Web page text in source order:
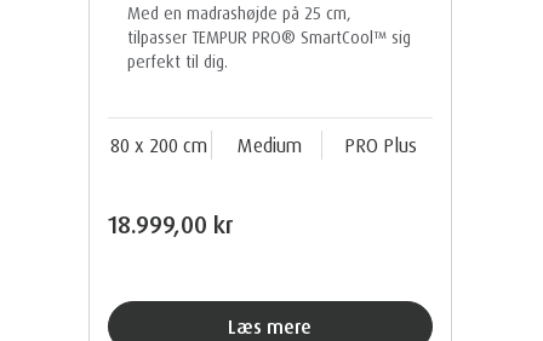
Med en madrashøjde på 25 cm,
tilpasser TEMPUR PRO® SmartCool™ sig
perfekt til dig.
80 x 200 cm Medium PRO Plus
18.999,00 kr
Læs mere